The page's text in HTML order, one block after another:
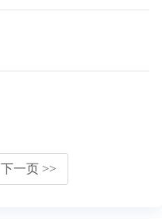
下一页 >>